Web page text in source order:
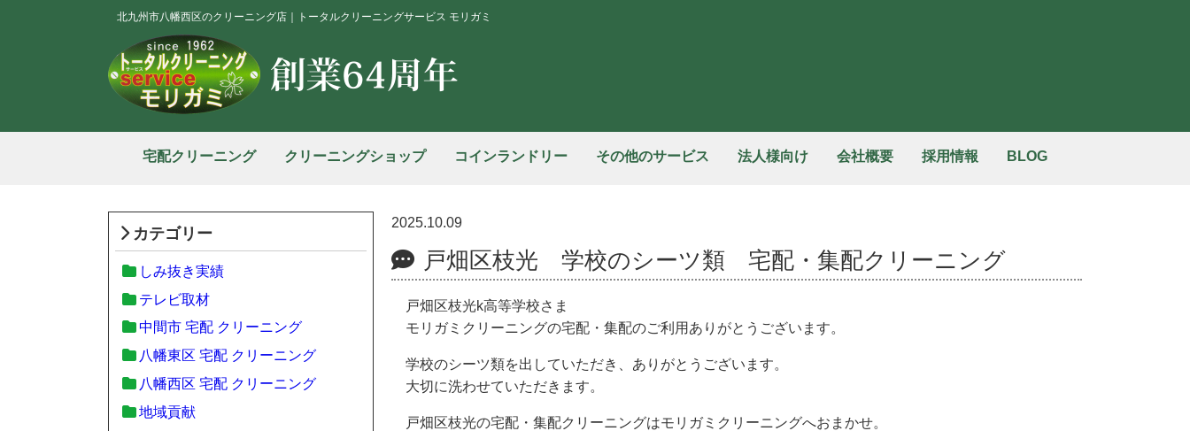
北九州市八幡西区のクリーニング店｜トータルクリーニングサービス モリガミ
宅配クリーニング クリーニングショップ コインランドリー その他のサービス 法人様向け 会社概要 採用情報 BLOG
2025.10.09
戸畑区枝光 学校のシーツ類 宅配・集配クリーニング
戸畑区枝光k高等学校さま
モリガミクリーニングの宅配・集配のご利用ありがとうございます。
学校のシーツ類を出していただき、ありがとうございます。
大切に洗わせていただきます。
戸畑区枝光の宅配・集配クリーニングはモリガミクリーニングへおまかせ。
カテゴリー
しみ抜き実績
テレビ取材
中間市 宅配 クリーニング
八幡東区 宅配 クリーニング
八幡西区 宅配 クリーニング
地域貢献